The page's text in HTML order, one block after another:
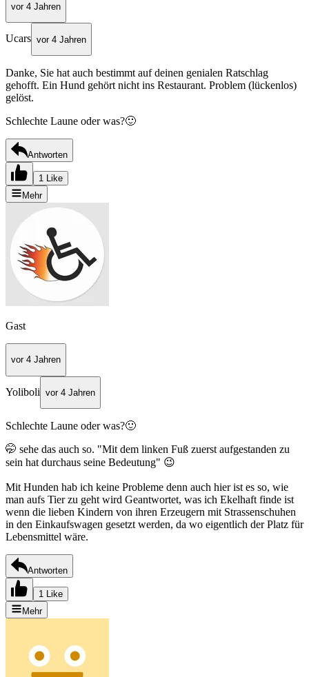
vor 4 Jahren
Ucars vor 4 Jahren
Danke, Sie hat auch bestimmt auf deinen genialen Ratschlag
gehofft. Ein Hund gehört nicht ins Restaurant. Problem (lückenlos)
gelöst.
Schlechte Laune oder was?🙂
Antworten
1 Like
Mehr
Gast
vor 4 Jahren
Yoliboli vor 4 Jahren
Schlechte Laune oder was?🙂
🤭 sehe das auch so. "Mit dem linken Fuß zuerst aufgestanden zu
sein hat durchaus seine Bedeutung" 😉
Mit Hunden hab ich keine Probleme denn auch hier ist es so, wie
man aufs Tier zu geht wird Geantwortet, was ich Ekelhaft finde ist
wenn die lieben Kindern von ihren Erzeugern mit Strassenschuhen
in den Einkaufswagen gesetzt werden, da wo eigentlich der Platz für
Lebensmittel wäre.
Antworten
1 Like
Mehr